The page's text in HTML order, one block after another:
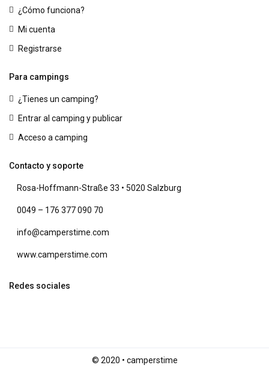
¿Cómo funciona?
Mi cuenta
Registrarse
Para campings
¿Tienes un camping?
Entrar al camping y publicar
Acceso a camping
Contacto y soporte
Rosa-Hoffmann-Straße 33 • 5020 Salzburg
0049 – 176 377 090 70
info@camperstime.com
www.camperstime.com
Redes sociales
© 2020 • camperstime